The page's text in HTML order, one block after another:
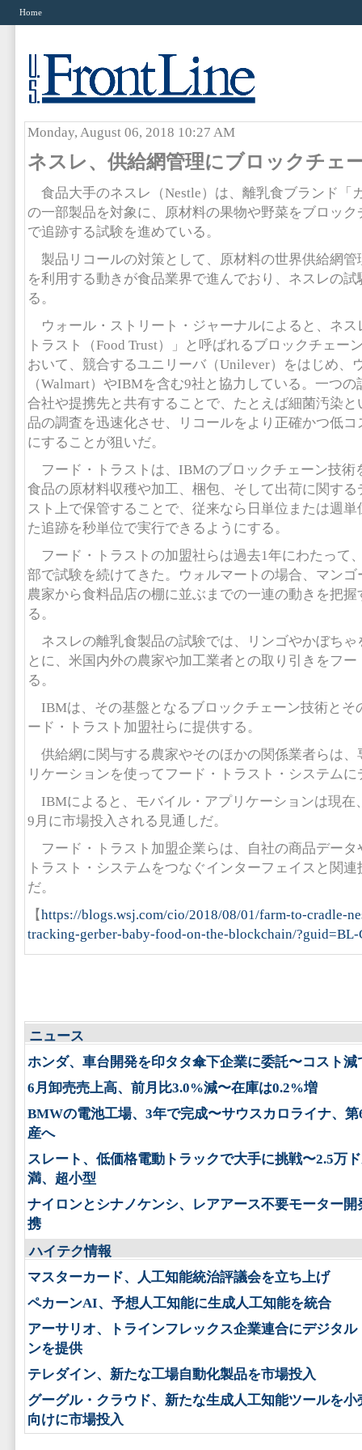
Home
Monday, August 06, 2018 10:27 AM
ネスレ、供給網管理にブロックチェ
食品大手のネスレ（Nestle）は、離乳食ブランド「
の一部製品を対象に、原材料の果物や野菜をブロッ
で追跡する試験を進めている。
製品リコールの対策として、原材料の世界供給網管
を利用する動きが食品業界で進んでおり、ネスレの
る。
ウォール・ストリート・ジャーナルによると、ネス
トラスト（Food Trust）」と呼ばれるブロックチェー
おいて、競合するユニリーバ（Unilever）をはじめ、
（Walmart）やIBMを含む9社と協力している。一つ
合社や提携先と共有することで、たとえば細菌汚染
品の調査を迅速化させ、リコールをより正確かつ低
にすることが狙いだ。
フード・トラストは、IBMのブロックチェーン技術
食品の原材料収穫や加工、梱包、そして出荷に関す
スト上で保管することで、従来なら日単位または週
た追跡を秒単位で実行できるようにする。
フード・トラストの加盟社らは過去1年にわたって
部で試験を続けてきた。ウォルマートの場合、マン
農家から食料品店の棚に並ぶまでの一連の動きを把
る。
ネスレの離乳食製品の試験では、リンゴやかぼちゃ
とに、米国内外の農家や加工業者との取り引きをフ
る。
IBMは、その基盤となるブロックチェーン技術とそ
ード・トラスト加盟社らに提供する。
供給網に関与する農家やそのほかの関係業者らは、
リケーションを使ってフード・トラスト・システム
IBMによると、モバイル・アプリケーションは現在
9月に市場投入される見通しだ。
フード・トラスト加盟企業らは、自社の商品データ
トラスト・システムをつなぐインターフェイスと関
だ。
【https://blogs.wsj.com/cio/2018/08/01/farm-to-cradle-
tracking-gerber-baby-food-on-the-blockchain/
ニュース
ホンダ、車台開発を印タタ傘下企業に委託〜コスト減
6月卸売売上高、前月比3.0%減〜在庫は0.2%増
BMWの電池工場、3年で完成〜サウスカロライナ、第
産へ
スレート、低価格電動トラックで大手に挑戦〜2.5万
満、超小型
ナイロンとシナノケンシ、レアアース不要モーター開
携
ハイテク情報
マスターカード、人工知能統治評議会を立ち上げ
ペカーンAI、予想人工知能に生成人工知能を統合
アーサリオ、トラインフレックス企業連合にデジタル
ンを提供
テレダイン、新たな工場自動化製品を市場投入
グーグル・クラウド、新たな生成人工知能ツールを小
向けに市場投入